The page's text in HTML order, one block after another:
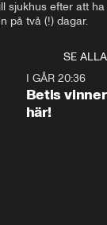
sjukhus efter att ha
SE ALLA
I GÅR 20:36
Betis
här!